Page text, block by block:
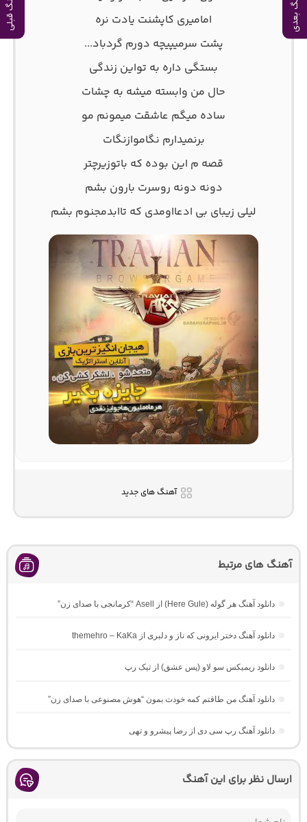
آهنگ بعدی آهنگ قبلی
امامیری کاپشنت یادت نره
پشت سرمیپیچه دورم گردباد...
بستگی داره به تواین زندگی
حال من وابسته میشه به چشات
ساده میگم عاشقت میمونم مو
برنمیدارم نگاموازنگات
قصه م این بوده که باتوزیرچتر
دونه دونه روسرت بارون بشم
لیلی زیبای بی ادعااومدی که تاابدمجنوم بشم
آهنگ های جدید
آهنگ های مرتبط
دانلود آهنگ هر گوله (Here Gule) از Asell “کرمانجی با صدای زن”
دانلود آهنگ دختر ایرونی که ناز و دلبری از themehro – KaKa
دانلود ریمیکس سو لاو (پس عشق) از تیک رپ
دانلود آهنگ من طاقتم کمه خودت بمون “هوش مصنوعی با صدای زن”
دانلود آهنگ رپ سی دی از رضا پیشرو و تهی
ارسال نظر برای این آهنگ